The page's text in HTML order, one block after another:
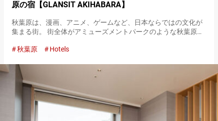
原の宿【GLANSIT AKIHABARA】
秋葉原は、漫画、アニメ、ゲームなど、日本ならではの文化が
集まる街。 街全体がアミューズメントパークのような秋葉原を
が高い使い方をできる宿泊施設を選びたいところ。 秋葉原に数
秋葉原 Hotels